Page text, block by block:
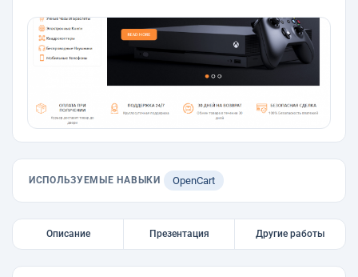
ИСПОЛЬЗУЕМЫЕ НАВЫКИ OpenCart
Описание Презентация Другие работы